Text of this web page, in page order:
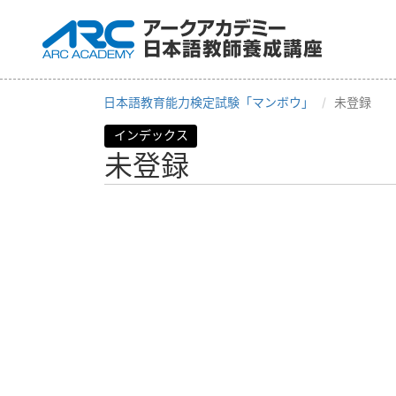
日本語教育能力検定試験「マンボウ」 未登録
インデックス
未登録